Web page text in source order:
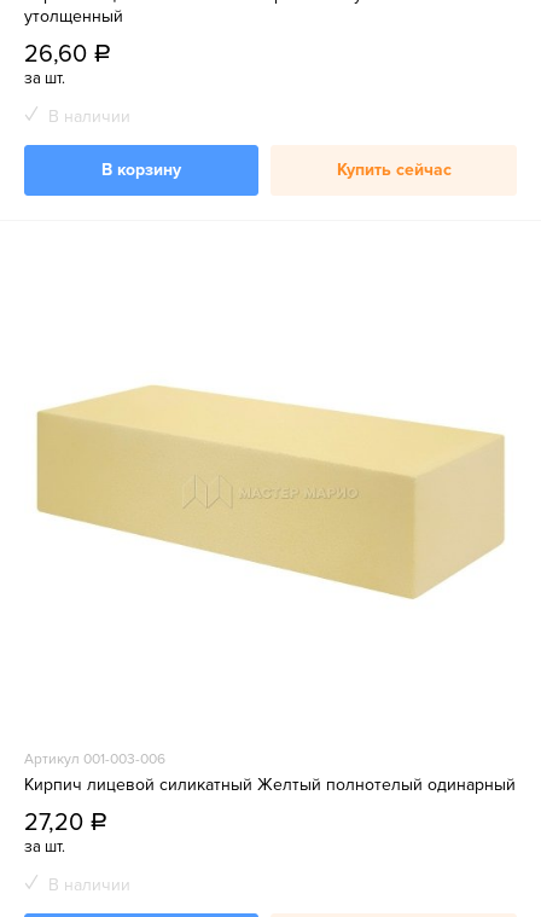
утолщенный
26,60 a
за шт.
В наличии
В корзину Купить сейчас
Артикул 001-003-006
Кирпич лицевой силикатный Желтый полнотелый одинарный
27,20 a
за шт.
В наличии